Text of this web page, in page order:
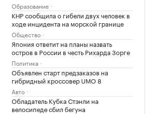
Образование
КНР сообщила о гибели двух человек в
ходе инцидента на морской границе
Общество
Япония ответит на планы назвать
остров в России в честь Рихарда Зорге
Политика
Объявлен старт предзаказов на
гибридный кроссовер UMO 8
Авто
Обладатель Кубка Стэнли на
велосипеде сбил бегуна